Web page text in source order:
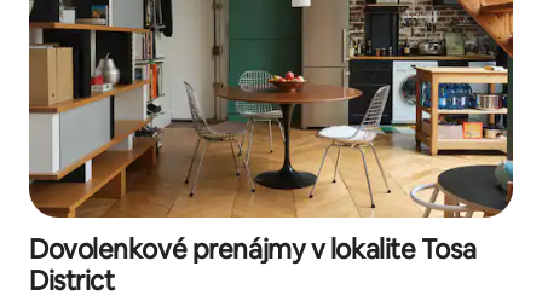
Dovolenkové prenájmy v lokalite Tosa
District